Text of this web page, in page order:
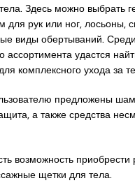
Здесь можно выбрать
для рук или ног, лосьоны,
виды обертываний. Среди
ассортимента удастся
комплексного ухода за
предложены
а также средства
возможность
щетки для тела.